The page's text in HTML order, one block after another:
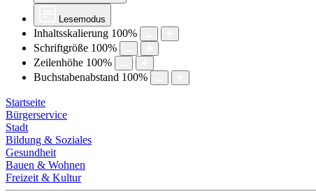
Lesemodus
Inhaltsskalierung 100%
Schriftgröße 100%
Zeilenhöhe 100%
Buchstabenabstand 100%
Startseite
Bürgerservice
Stadt
Bildung & Soziales
Gesundheit
Bauen & Wohnen
Freizeit & Kultur